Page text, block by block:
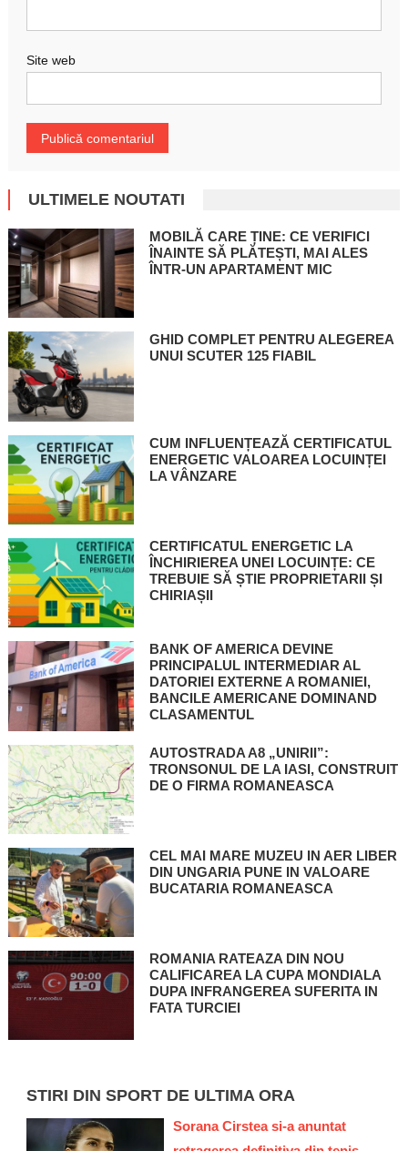
Site web
ULTIMELE NOUTATI
MOBILĂ CARE ȚINE: CE VERIFICI
ÎNAINTE SĂ PLĂTEȘTI, MAI ALES
ÎNTR-UN APARTAMENT MIC
GHID COMPLET PENTRU ALEGEREA
UNUI SCUTER 125 FIABIL
CUM INFLUENȚEAZĂ CERTIFICATUL
ENERGETIC VALOAREA LOCUINȚEI
LA VÂNZARE
CERTIFICATUL ENERGETIC LA
ÎNCHIRIEREA UNEI LOCUINȚE: CE
TREBUIE SĂ ȘTIE PROPRIETARII ȘI
CHIRIAȘII
BANK OF AMERICA DEVINE
PRINCIPALUL INTERMEDIAR AL
DATORIEI EXTERNE A ROMANIEI,
BANCILE AMERICANE DOMINAND
CLASAMENTUL
AUTOSTRADA A8 „UNIRII”:
TRONSONUL DE LA IASI, CONSTRUIT
DE O FIRMA ROMANEASCA
CEL MAI MARE MUZEU IN AER LIBER
DIN UNGARIA PUNE IN VALOARE
BUCATARIA ROMANEASCA
ROMANIA RATEAZA DIN NOU
CALIFICAREA LA CUPA MONDIALA
DUPA INFRANGEREA SUFERITA IN
FATA TURCIEI
STIRI DIN SPORT DE ULTIMA ORA
Sorana Cirstea si-a anuntat